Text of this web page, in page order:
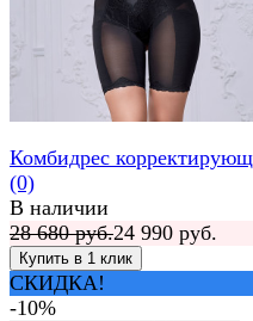
Комбидрес
(0)
В наличии
28 680 руб.24 990 руб.
СКИДКА!
-10%